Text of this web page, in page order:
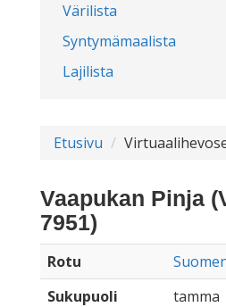
Värilista
Syntymämaalista
Lajilista
Etusivu
Vaapukan Pinja
7951)
Rotu
Sukupuoli
tamma